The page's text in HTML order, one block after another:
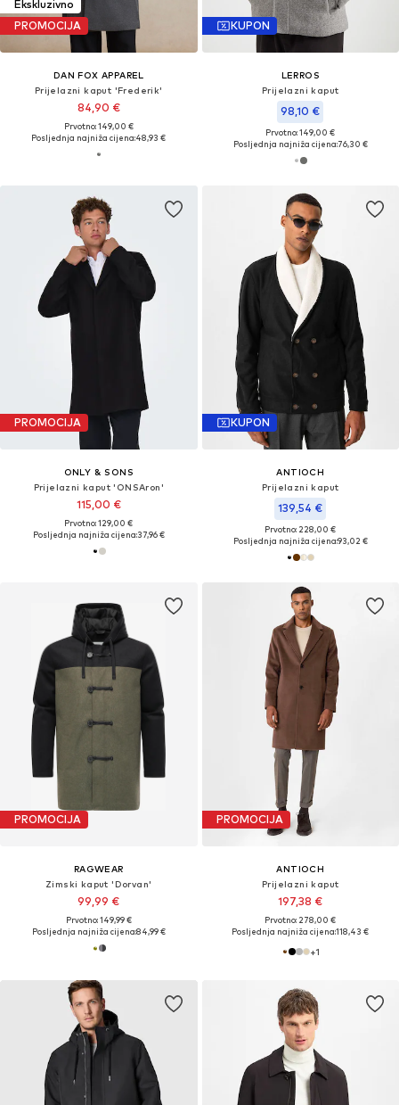
Ekskluzivno
PROMOCIJA
DAN FOX APPAREL
Prijelazni kaput 'Frederik'
84,90 €
Prvotno: 149,00 €
Posljednja najniža cijena:48,93 €
KUPON
LERROS
Prijelazni kaput
98,10 €
Prvotno: 149,00 €
Posljednja najniža cijena:76,30 €
PROMOCIJA
ONLY & SONS
Prijelazni kaput 'ONSAron'
115,00 €
Prvotno: 129,00 €
Posljednja najniža cijena:37,96 €
KUPON
ANTIOCH
Prijelazni kaput
139,54 €
Prvotno: 228,00 €
Posljednja najniža cijena:93,02 €
PROMOCIJA
RAGWEAR
Zimski kaput 'Dorvan'
99,99 €
Prvotno: 149,99 €
Posljednja najniža cijena:84,99 €
PROMOCIJA
ANTIOCH
Prijelazni kaput
197,38 €
Prvotno: 278,00 €
Posljednja najniža cijena:118,43 €
+1